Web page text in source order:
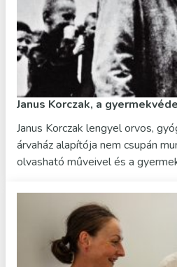
Janus Korczak, a
Janus Korczak lengyel orvos,
árvaház alapítója nem csupán
olvasható műveivel és a